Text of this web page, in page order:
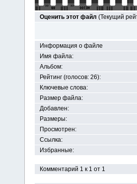
Оценить этот файл (Текущий
Информация о файле
Имя файла:
Альбом:
Рейтинг (голосов: 26):
Ключевые слова:
Размер файла:
Добавлен:
Размеры:
Просмотрен:
Ссылка:
Избранные:
Комментарий 1 к 1 от 1